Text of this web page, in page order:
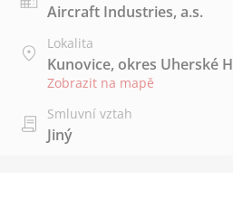
Aircraft Industries, a.s.
Lokalita
Kunovice, okres Uherské
Zobrazit na mapě
Smluvní vztah
Jiný